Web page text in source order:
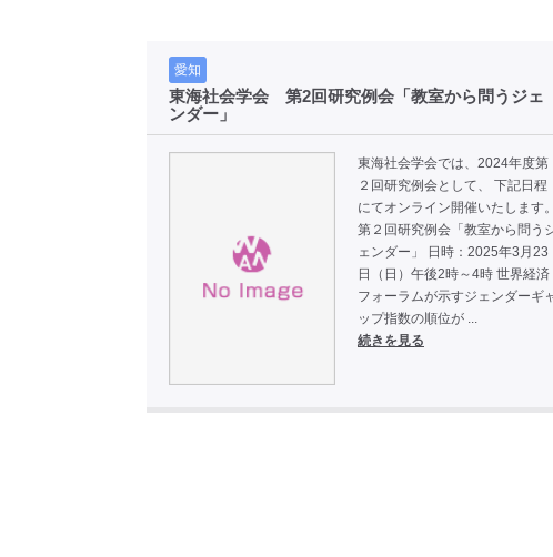
愛知
東海社会学会 第2回研究例会「教室から問うジェ
ンダー」
東海社会学会では、2024年度第
２回研究例会として、 下記日程
にてオンライン開催いたします。
第２回研究例会「教室から問う
ェンダー」 日時：2025年3月23
日（日）午後2時～4時 世界経済
フォーラムが示すジェンダーギ
ップ指数の順位が ...
続きを見る